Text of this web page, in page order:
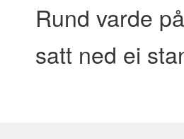
Rund varde
satt ned ei